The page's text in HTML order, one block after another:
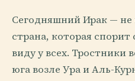
Сегодняшний Ирак — не
страна, которая
виду у всех. Тростники
юга возле Ура и Аль-